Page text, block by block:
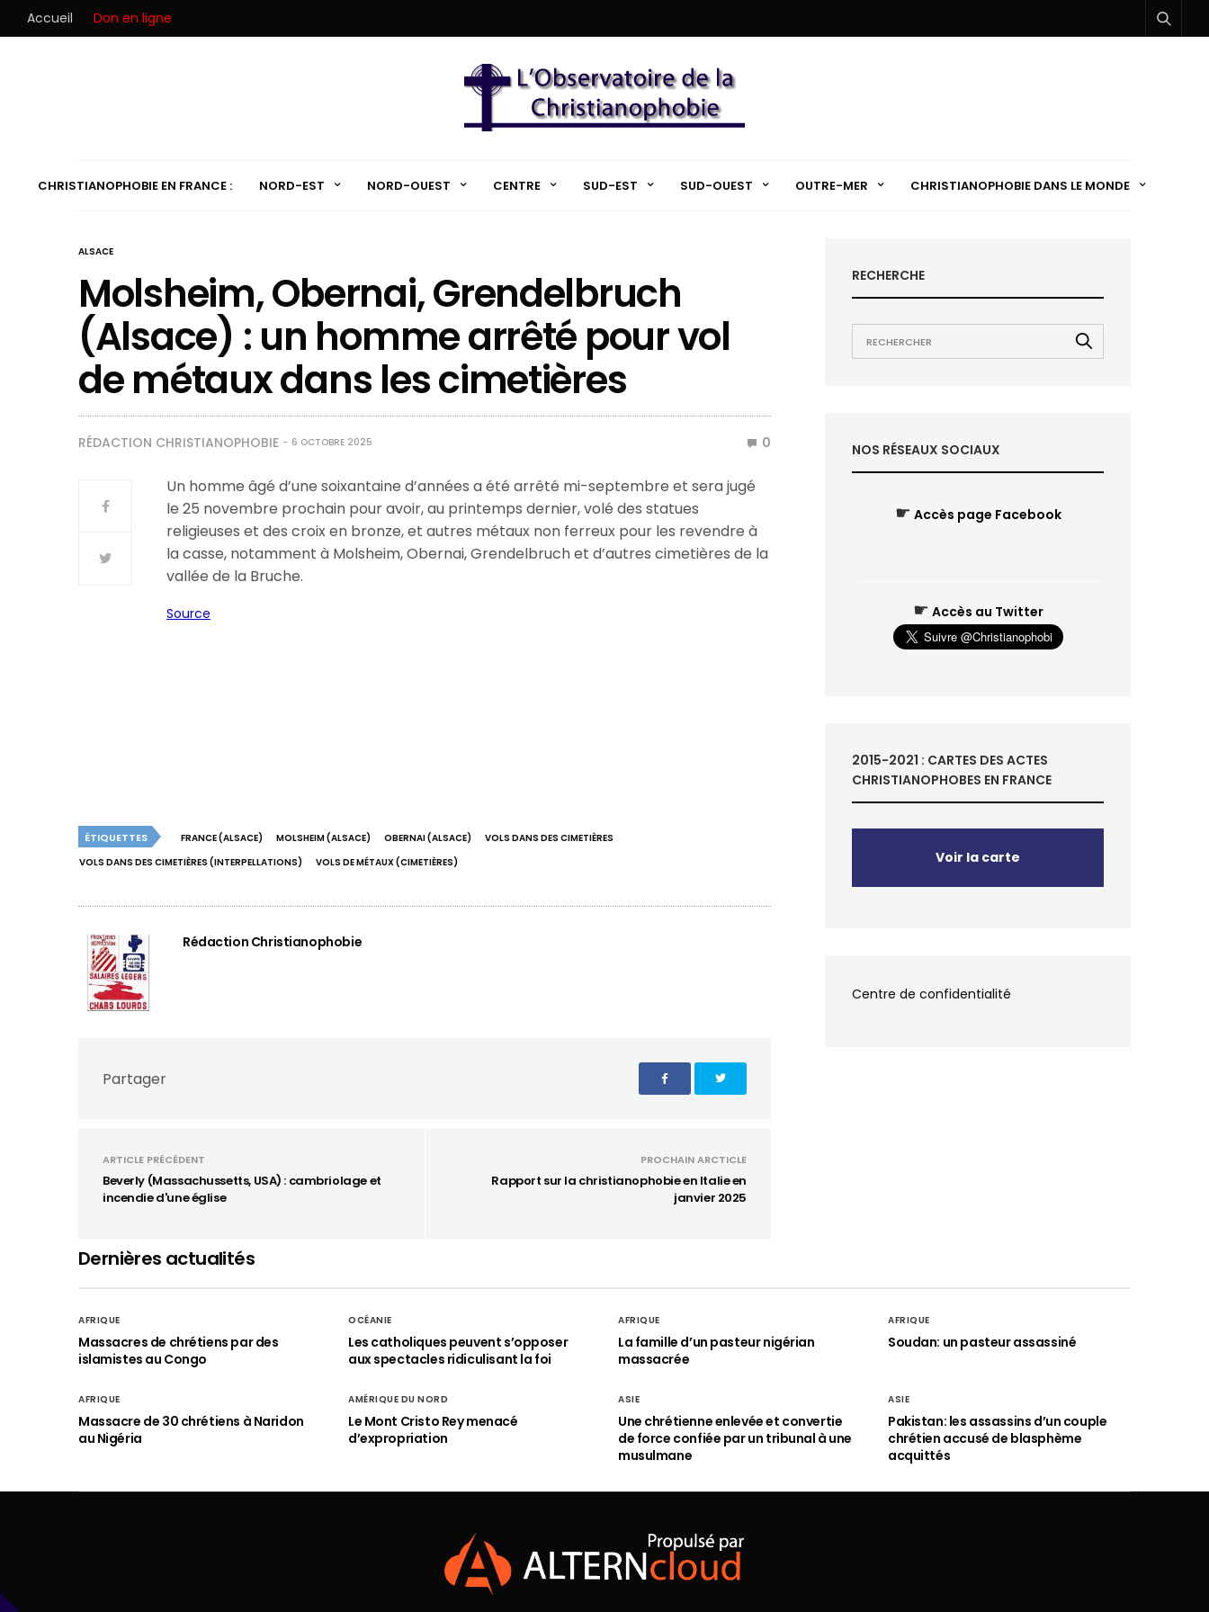
Accueil Don en ligne
CHRISTIANOPHOBIE EN FRANCE : NORD-EST NORD-OUEST CENTRE SUD-EST SUD-OUEST OUTRE-MER CHRISTIANOPHOBIE DANS LE MONDE
ALSACE
Molsheim, Obernai, Grendelbruch
(Alsace) : un homme arrêté pour vol
de métaux dans les cimetières
RÉDACTION CHRISTIANOPHOBIE 6 OCTOBRE 2025 0
Un homme âgé d’une soixantaine d’années a été arrêté mi-septembre et sera jugé
le 25 novembre prochain pour avoir, au printemps dernier, volé des statues
religieuses et des croix en bronze, et autres métaux non ferreux pour les revendre à
la casse, notamment à Molsheim, Obernai, Grendelbruch et d’autres cimetières de la
vallée de la Bruche.
Source
ÉTIQUETTES FRANCE (ALSACE) MOLSHEIM (ALSACE) OBERNAI (ALSACE)
VOLS DANS DES CIMETIÈRES
VOLS DANS DES CIMETIÈRES (INTERPELLATIONS)
VOLS DE MÉTAUX (CIMETIÈRES)
Rédaction Christianophobie
Partager
ARTICLE PRÉCÉDENT
Beverly (Massachussetts, USA) : cambriolage et
incendie d'une église
PROCHAIN ARCTICLE
Rapport sur la christianophobie en Italie en
janvier 2025
RECHERCHE
NOS RÉSEAUX SOCIAUX
☛ Accès page Facebook
☛ Accès au Twitter
2015-2021 : CARTES DES ACTES
CHRISTIANOPHOBES EN FRANCE
Voir la carte
Centre de confidentialité
Dernières actualités
AFRIQUE
Massacres de chrétiens par des
islamistes au Congo
OCÉANIE
Les catholiques peuvent s’opposer
aux spectacles ridiculisant la foi
AFRIQUE
La famille d’un pasteur nigérian
massacrée
AFRIQUE
Soudan: un pasteur assassiné
AFRIQUE
Massacre de 30 chrétiens à Naridon
au Nigéria
AMÉRIQUE DU NORD
Le Mont Cristo Rey menacé
d’expropriation
ASIE
Une chrétienne enlevée et convertie
de force confiée par un tribunal à une
musulmane
ASIE
Pakistan: les assassins d’un couple
chrétien accusé de blasphème
acquittés